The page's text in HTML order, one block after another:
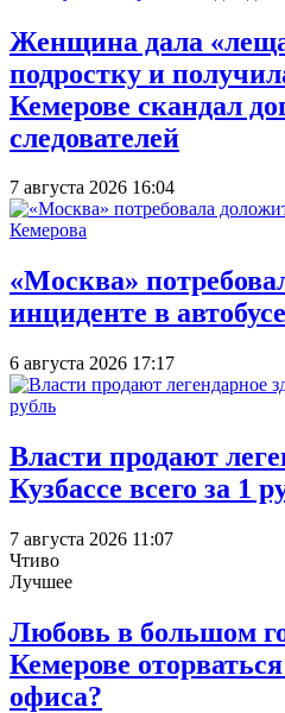
Женщина дала
подростку и
Кемерове скандал
следователей
7 августа 2026 16:04
«Москва»
инциденте в
6 августа 2026 17:17
Власти продают
Кузбассе всего за 1
7 августа 2026 11:07
Чтиво
Лучшее
Любовь в большом
Кемерове
офиса?